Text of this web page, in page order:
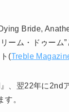
Bride,
ーム・ドゥーム
(Treble
、翌22年に2nd
。